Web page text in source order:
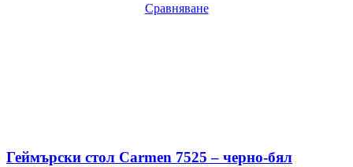
Сравняване
Геймърски стол Carmen 7525 – черно-бял